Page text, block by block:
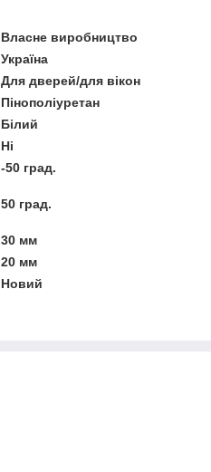
Власне виробництво
Україна
Для дверей/для вікон
Пінополіуретан
Білий
Ні
-50 град.
50 град.
30 мм
20 мм
Новий